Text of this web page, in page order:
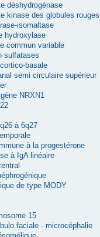
déshydrogénase
kinase des globules rouges
isomaltase
hydroxylase
commun variable
sulfatases
basale
semi circulaire supérieur
NRXN1
à 6q27
à la progestérone
à IgA linéaire
de type MODY
15
faciale - microcéphalie